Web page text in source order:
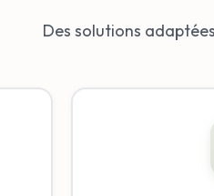
Des solutions